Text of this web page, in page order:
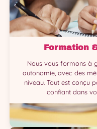
Formation
Nous vous formons à
autonomie, avec des
niveau. Tout est conçu
confiant dans